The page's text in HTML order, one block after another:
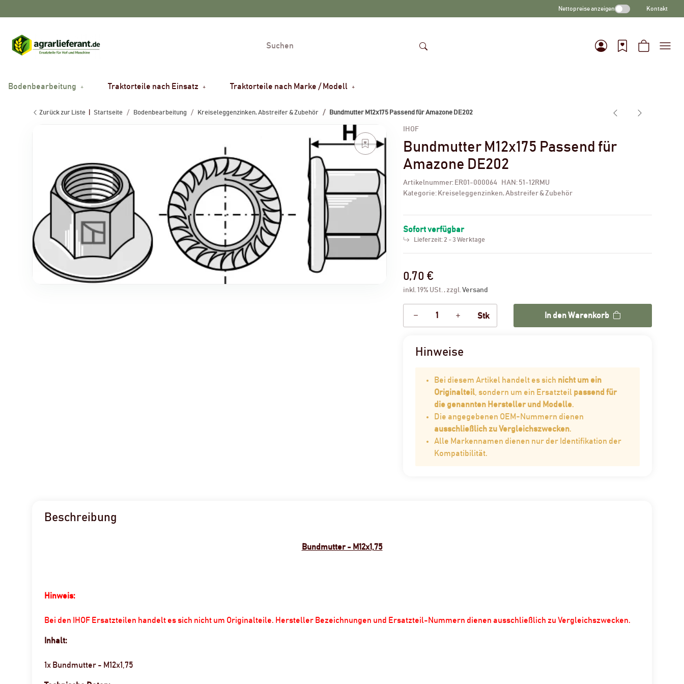
Nettopreise anzeigen Kontakt
Bodenbearbeitung Traktorteile nach Einsatz Traktorteile nach Marke / Modell
Zurück zur Liste Startseite Bodenbearbeitung Kreiseleggenzinken, Abstreifer & Zubehör Bundmutter M12x175 Passend für Amazone DE202
IHOF
Bundmutter M12x175 Passend für
Amazone DE202
Artikelnummer: ER01-000064 HAN: 51-12RMU
Kategorie: Kreiseleggenzinken, Abstreifer & Zubehör
Sofort verfügbar
Lieferzeit:2 - 3 Werktage
0,70 €
inkl. 19% USt. , zzgl.Versand
Stk In den Warenkorb
Hinweise
Bei diesem Artikel handelt es sich nicht um ein
Originalteil , sondern um ein Ersatzteil passend für
die genannten Hersteller und Modelle.
Die angegebenen OEM-Nummern dienen
ausschließlich zu Vergleichszwecken.
Alle Markennamen dienen nur der Identifikation der
Kompatibilität.
Beschreibung
Bundmutter - M12x1,75
Hinweis:
Bei den IHOF Ersatzteilen handelt es sich nicht um Originalteile. Hersteller Bezeichnungen und Ersatzteil-Nummern dienen ausschließlich zu Vergleichszwecken.
Inhalt:
1x Bundmutter - M12x1,75